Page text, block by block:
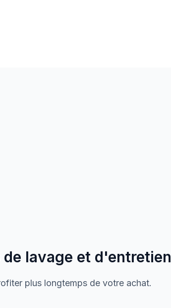
lavage et d'entretien
plus longtemps de votre achat.